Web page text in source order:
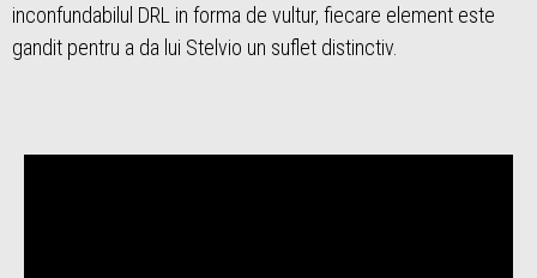
inconfundabilul DRL in forma de vultur, fiecare element este
gandit pentru a da lui Stelvio un suflet distinctiv.